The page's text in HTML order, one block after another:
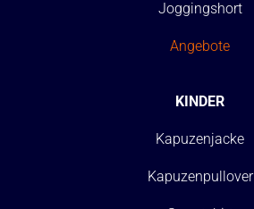
Joggingshort
Angebote
KINDER
Kapuzenjacke
Kapuzenpullover